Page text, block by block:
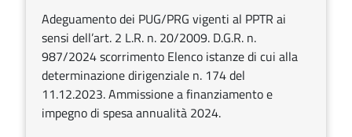
Adeguamento dei PUG/PRG vigenti al PPTR ai
sensi dell’art. 2 L.R. n. 20/2009. D.G.R. n.
987/2024 scorrimento Elenco istanze di cui alla
determinazione dirigenziale n. 174 del
11.12.2023. Ammissione a finanziamento e
impegno di spesa annualità 2024.